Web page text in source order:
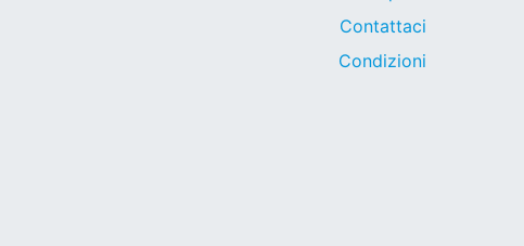
Contattaci
Condizioni